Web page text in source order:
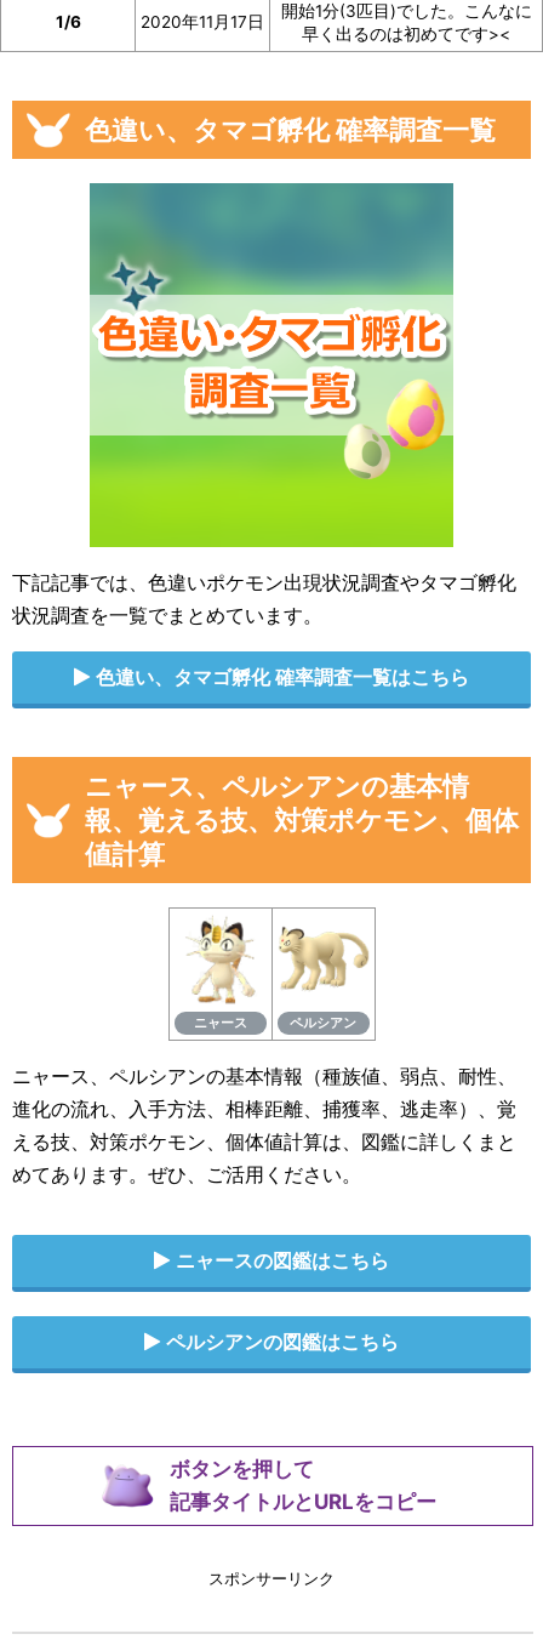
1/6 2020年11月17日
開始1分(3匹目)でした。こんなに
早く出るのは初めてです><
色違い、タマゴ孵化 確率調査一覧
下記記事では、色違いポケモン出現状況調査やタマゴ孵化
状況調査を一覧でまとめています。
色違い、タマゴ孵化 確率調査一覧はこちら
ニャース、ペルシアンの基本情
報、覚える技、対策ポケモン、個体
値計算
ニャース ペルシアン
ニャース、ペルシアンの基本情報（種族値、弱点、耐性、
進化の流れ、入手方法、相棒距離、捕獲率、逃走率）、覚
える技、対策ポケモン、個体値計算は、図鑑に詳しくまと
めてあります。ぜひ、ご活用ください。
ニャースの図鑑はこちら
ペルシアンの図鑑はこちら
ボタンを押して
記事タイトルとURLをコピー
スポンサーリンク